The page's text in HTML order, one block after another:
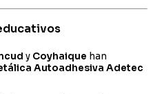
y Coyhaique han
Autoadhesiva Adetec